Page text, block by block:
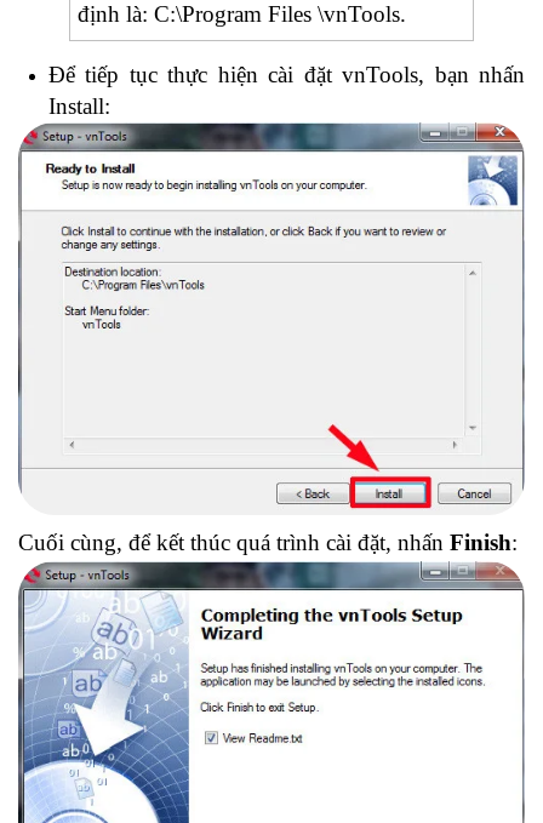
định là: C:\Program Files \vnTools.
Để tiếp tục thực hiện cài đặt vnTools, bạn nhấn
Install:
Cuối cùng, để kết thúc quá trình cài đặt, nhấn Finish: